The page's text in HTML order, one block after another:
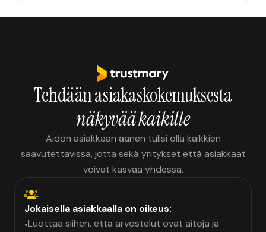
Tehdään asiakaskokemuksesta
näkyvää kaikille
Aidon asiakkaan äänen tulisi olla kaikkien
saavutettavissa, jotta sekä yritykset että asiakkaat
voivat kasvaa yhdessä.
Jokaisella asiakkaalla on oikeus:
•Luottaa siihen, että arvostelut ovat aitoja ja